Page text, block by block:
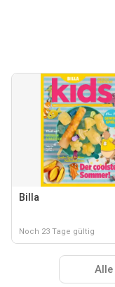
Billa
Noch 23 Tage gültig